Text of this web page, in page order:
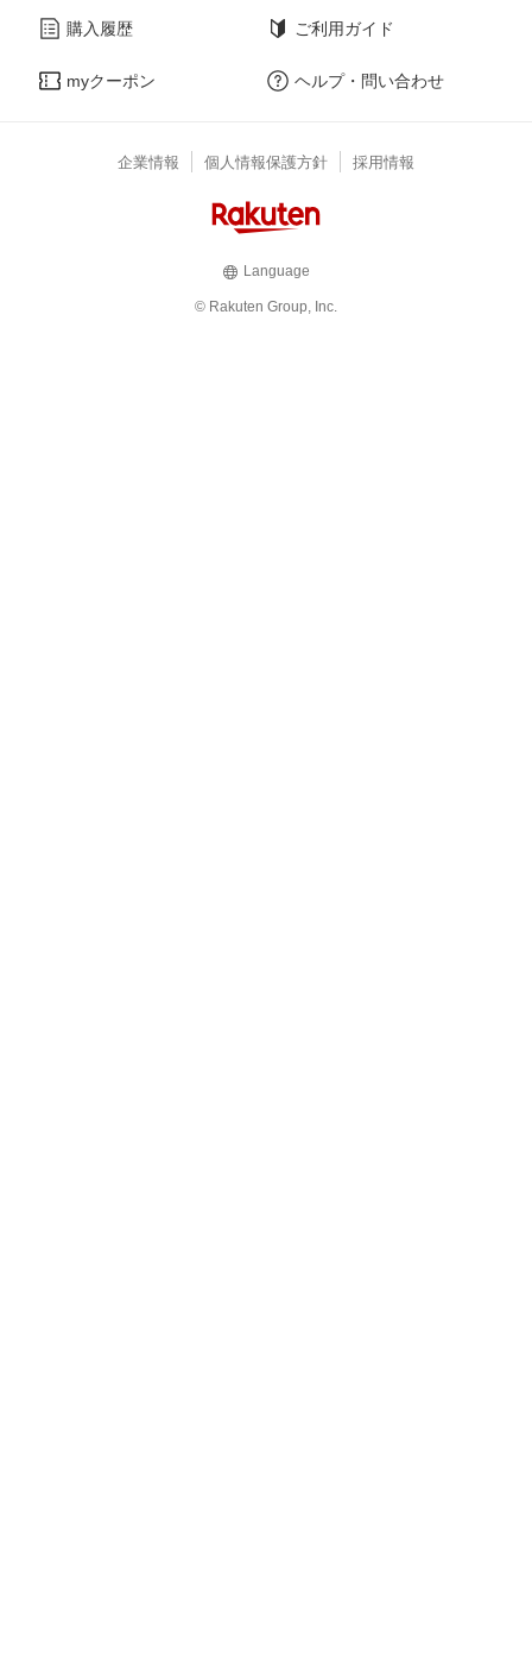
購入履歴
myクーポン
ご利用ガイド
ヘルプ・問い合わせ
企業情報 個人情報保護方針 採用情報
Language
© Rakuten Group, Inc.